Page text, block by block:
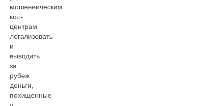
мошенническим
кол-
центрам
легализовать
и
выводить
за
рубеж
деньги,
похищенные